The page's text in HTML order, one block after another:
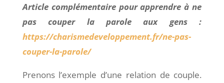
Article complémentaire pour apprendre à ne
pas couper la parole aux gens :
https://charismedeveloppement.fr/ne-pas-
couper-la-parole/
Prenons l’exemple d’une relation de couple.